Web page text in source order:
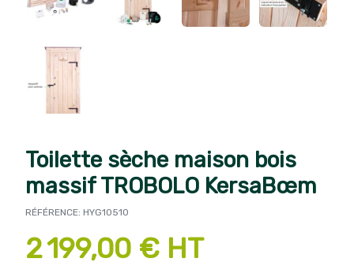
Toilette sèche maison bois
massif TROBOLO KersaBœm
RÉFÉRENCE: HYG10510
2 199,00 € HT